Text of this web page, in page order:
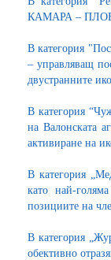
КАМАРА –
В категория
– управляващ
двустранните
В категория
на Валонската
активиране на
В категория
като най-
позициите на
В категория
обективно